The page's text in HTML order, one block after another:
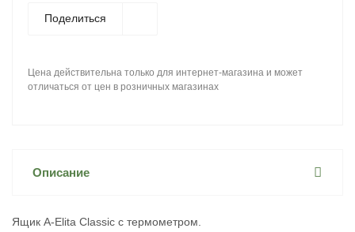
Поделиться
Цена действительна только для интернет-магазина и может
отличаться от цен в розничных магазинах
Описание
Ящик A-Elita Classic с термометром.